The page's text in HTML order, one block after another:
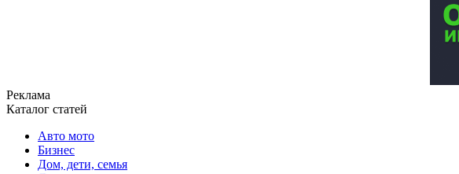
Реклама
Каталог статей
Авто мото
Бизнес
Дом, дети, семья